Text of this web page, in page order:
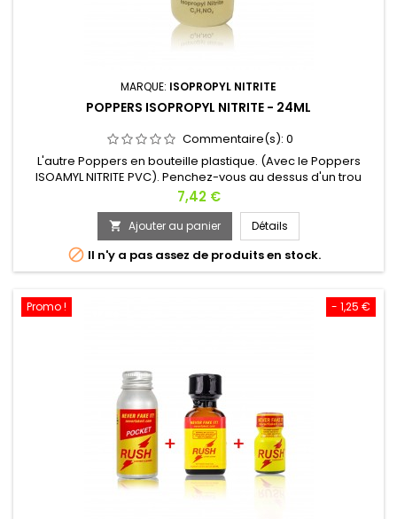
MARQUE: ISOPROPYL NITRITE
POPPERS ISOPROPYL NITRITE - 24ML
Commentaire(s): 0
L'autre Poppers en bouteille plastique. (Avec le Poppers
ISOAMYL NITRITE PVC). Penchez-vous au dessus d'un trou
béant où vous prendrez un plaisir charnel. Le goulot extra
large du Poppers ISOPROPYL NITRITE PVC laisse éjaculer les
effluves hors de la bouteille. Ce sont des torrents de
molécules aphrodisiaques et désinhibantes qui étourdissent
les amateurs...
Prix
7,42 €
 Ajouter au panier Détails
 Il n'y a pas assez de produits en stock.
- 1,25 €
Promo !